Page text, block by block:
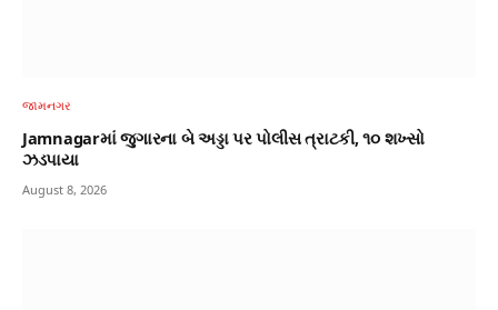
જામનગર
Jamnagarમાં જુગારના બે અડ્ડા પર પોલીસ ત્રાટકી, ૧૦ શખ્સો
ઝડપાયા
August 8, 2026